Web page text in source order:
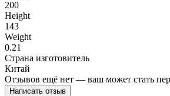
200
Height
143
Weight
0.21
Страна изготовитель
Китай
Отзывов ещё нет — ваш может стать
Написать отзыв